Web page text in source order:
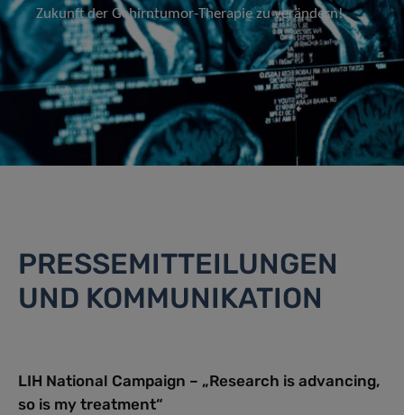
Zukunft der Gehirntumor-Therapie zu verändern!
PRESSEMITTEILUNGEN
UND KOMMUNIKATION
LIH National Campaign – „Research is advancing,
so is my treatment“